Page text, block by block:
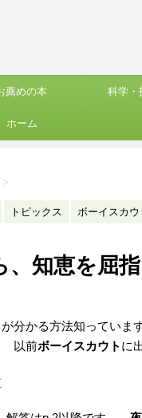
薦めの本 科学・
ホーム
>
トピックス ボーイスカウ
、知恵を屈
が分かる方法知ってい
以前ボーイスカウト に